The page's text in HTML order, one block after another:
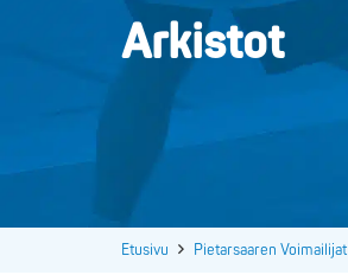
Arkistot
Etusivu Pietarsaaren Voimailijat